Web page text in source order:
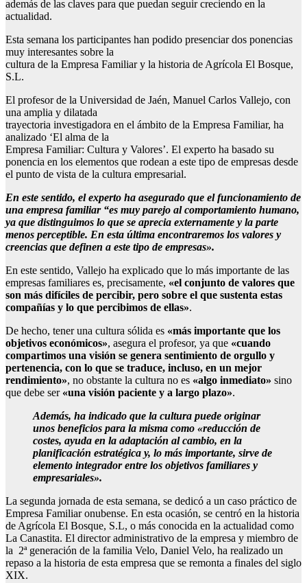
además de las claves para que puedan seguir creciendo en la
actualidad.
Esta semana los participantes han podido presenciar dos ponencias
muy interesantes sobre la
cultura de la Empresa Familiar y la historia de Agrícola El Bosque,
S.L.
El profesor de la Universidad de Jaén, Manuel Carlos Vallejo, con
una amplia y dilatada
trayectoria investigadora en el ámbito de la Empresa Familiar, ha
analizado ‘El alma de la
Empresa Familiar: Cultura y Valores’. El experto ha basado su
ponencia en los elementos que rodean a este tipo de empresas desde
el punto de vista de la cultura empresarial.
En este sentido, el experto ha asegurado que el funcionamiento de
una empresa familiar “es muy parejo al comportamiento humano,
ya que distinguimos lo que se aprecia externamente y la parte
menos perceptible. En esta última encontraremos los valores y
creencias que definen a este tipo de empresas».
En este sentido, Vallejo ha explicado que lo más importante de las
empresas familiares es, precisamente, «el conjunto de valores que
son más difíciles de percibir, pero sobre el que sustenta estas
compañías y lo que percibimos de ellas».
De hecho, tener una cultura sólida es «más importante que los
objetivos económicos», asegura el profesor, ya que «cuando
compartimos una visión se genera sentimiento de orgullo y
pertenencia, con lo que se traduce, incluso, en un mejor
rendimiento», no obstante la cultura no es «algo inmediato» sino
que debe ser «una visión paciente y a largo plazo».
Además, ha indicado que la cultura puede originar
unos beneficios para la misma como «reducción de
costes, ayuda en la adaptación al cambio, en la
planificación estratégica y, lo más importante, sirve de
elemento integrador entre los objetivos familiares y
empresariales».
La segunda jornada de esta semana, se dedicó a un caso práctico de
Empresa Familiar onubense. En esta ocasión, se centró en la historia
de Agrícola El Bosque, S.L, o más conocida en la actualidad como
La Canastita. El director administrativo de la empresa y miembro de
la 2ª generación de la familia Velo, Daniel Velo, ha realizado un
repaso a la historia de esta empresa que se remonta a finales del siglo
XIX.